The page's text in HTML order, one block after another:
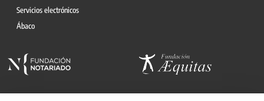
Servicios electrónicos
Ábaco